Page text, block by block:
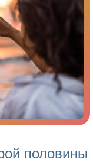
половины